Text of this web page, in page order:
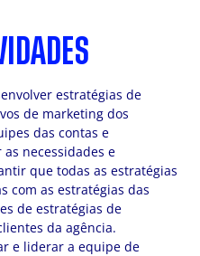
estratégias de
de marketing dos
das contas e
necessidades e
que todas as estratégias
com as estratégias das
de estratégias de
da agência.
e liderar a equipe de